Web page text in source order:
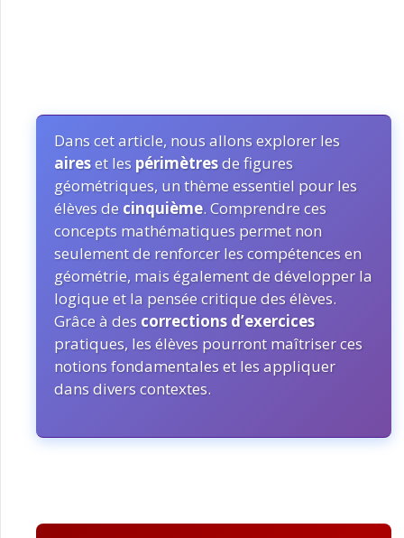
Dans cet article, nous allons explorer les
aireset les périmètresde figures
géométriques, un thème essentiel pour les
élèves de cinquième. Comprendre ces
concepts mathématiques permet non
seulement de renforcer les compétences en
géométrie, mais également de développer la
logique et la pensée critique des élèves.
Grâce à des corrections d’exercices
pratiques, les élèves pourront maîtriser ces
notions fondamentales et les appliquer
dans divers contextes.